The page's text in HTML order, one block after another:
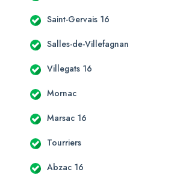
Saint-Gervais 16
Salles-de-Villefagnan
Villegats 16
Mornac
Marsac 16
Tourriers
Abzac 16